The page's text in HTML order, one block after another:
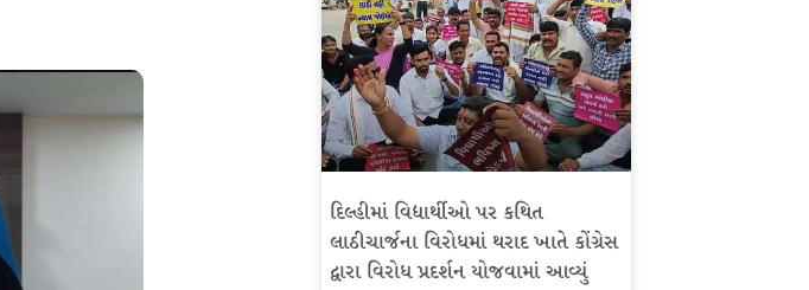
દિલ્હીમાં વિદ્યાર્થીઓ પર કથિત
લાઠીચાર્જના વિરોધમાં થરાદ ખાતે કોંગ્રેસ
દ્વારા વિરોધ પ્રદર્શન યોજવામાં આવ્યું